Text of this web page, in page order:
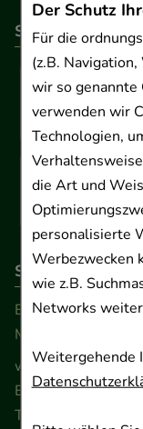
Der Schutz
Für die
(z.B.
wir so genannte
verwenden wir
Technologien,
die Art und
personalisierte
Werbezwecken
wie z.B.
Networks
Weitergehende
So können Sie
So erreichen Sie
Beratung und
Montag - Freitag
www.ApoSalis.de
Ernst-August-Platz
Telefon 0511 89